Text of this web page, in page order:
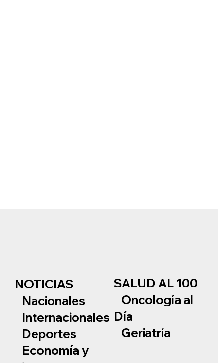
NOTICIAS
Nacionales
Internacionales
Deportes
Economía y
SALUD AL 100
Oncología al
Día
Geriatría